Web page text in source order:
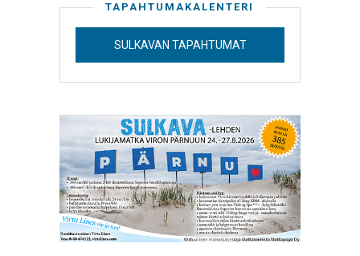
TAPAHTUMAKALENTERI
SULKAVAN TAPAHTUMAT